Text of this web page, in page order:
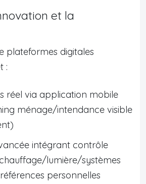
et la
plateformes digitales
:
réel via application mobile
ménage/intendance visible
intégrant contrôle
lumière/systèmes
personnelles